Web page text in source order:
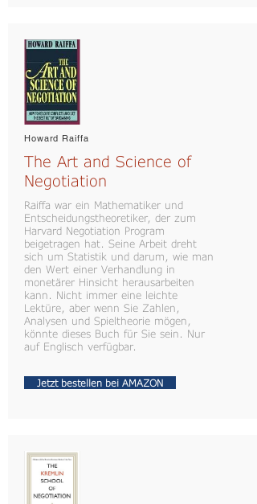
Howard Raiffa
The Art and Science of
Negotiation
Raiffa war ein Mathematiker und
Entscheidungstheoretiker, der zum
Harvard Negotiation Program
beigetragen hat. Seine Arbeit dreht
sich um Statistik und darum, wie man
den Wert einer Verhandlung in
monetärer Hinsicht herausarbeiten
kann. Nicht immer eine leichte
Lektüre, aber wenn Sie Zahlen,
Analysen und Spieltheorie mögen,
könnte dieses Buch für Sie sein. Nur
auf Englisch verfügbar.
Jetzt bestellen bei AMAZON